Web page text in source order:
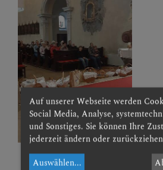
Auf unserer Webseite werden
Social Media, Analyse,
und Sonstiges. Sie können Ihre
jederzeit ändern oder
Auswählen...